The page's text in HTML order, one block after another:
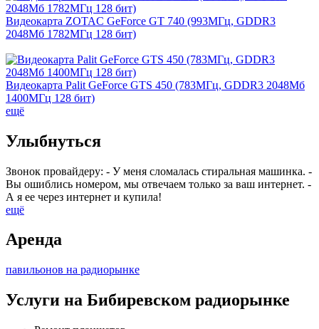
Видеокарта ZOTAC GeForce GT 740 (993МГц, GDDR3
2048Мб 1782МГц 128 бит)
Видеокарта Palit GeForce GTS 450 (783МГц, GDDR3 2048Мб
1400МГц 128 бит)
ещё
Улыбнуться
Звонок провайдеру: - У меня сломалась стиральная машинка. -
Вы ошиблись номером, мы отвечаем только за ваш интернет. -
А я ее через интернет и купила!
ещё
Аренда
павильонов на радиорынке
Услуги на Бибиревском радиорынке